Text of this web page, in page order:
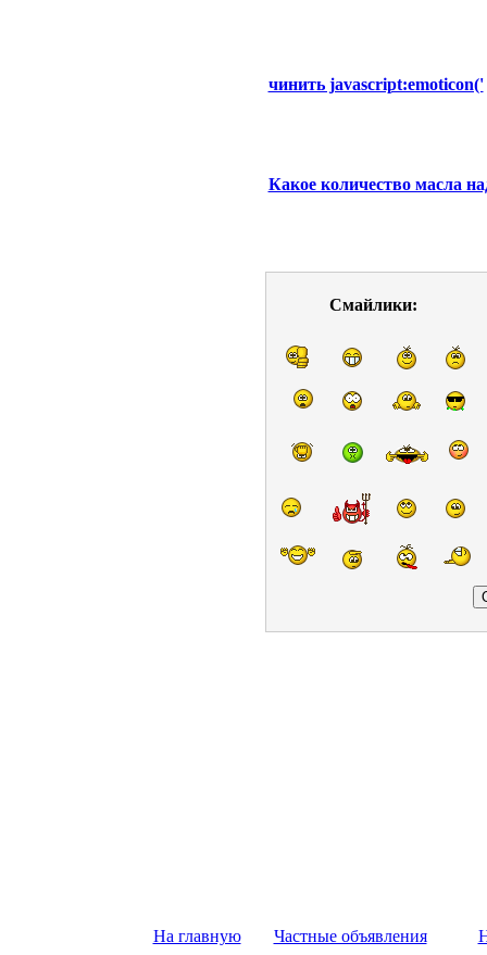
чинить javascript:emoticon('
Какое количество масла
Смайлики:
На главную Частные объявления